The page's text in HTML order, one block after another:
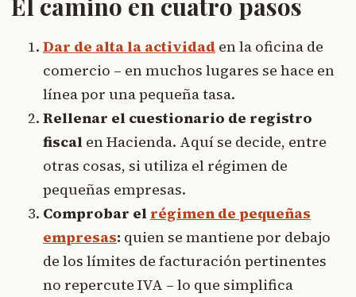
El camino en cuatro pasos
Dar de alta la actividad en la oficina de
comercio – en muchos lugares se hace en
línea por una pequeña tasa.
Rellenar el cuestionario de registro
fiscal en Hacienda. Aquí se decide, entre
otras cosas, si utiliza el régimen de
pequeñas empresas.
Comprobar el régimen de pequeñas
empresas: quien se mantiene por debajo
de los límites de facturación pertinentes
no repercute IVA – lo que simplifica